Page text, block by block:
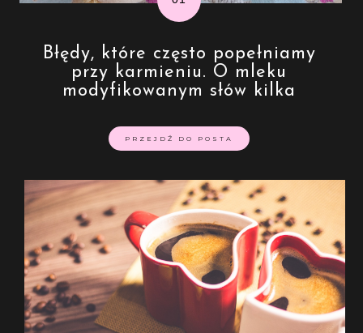
Błędy, które często popełniamy
przy karmieniu. O mleku
modyfikowanym słów kilka
PRZEJDŹ DO POSTA